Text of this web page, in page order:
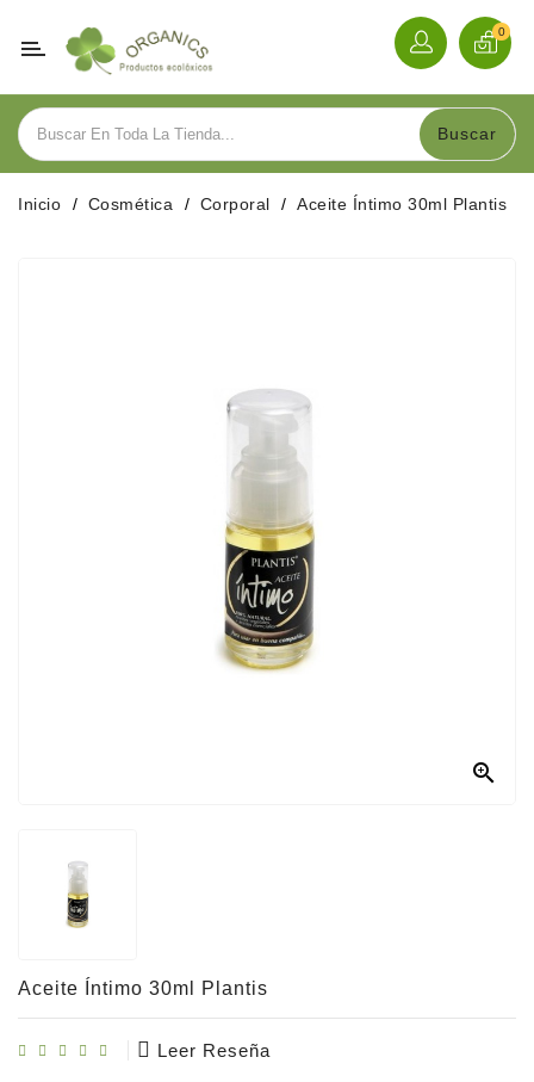
Categoría
Bebidas
Herbolario
0
Buscar
Inicio Cosmética Corporal Aceite Íntimo 30ml Plantis

Aceite Íntimo 30ml Plantis
Leer Reseña